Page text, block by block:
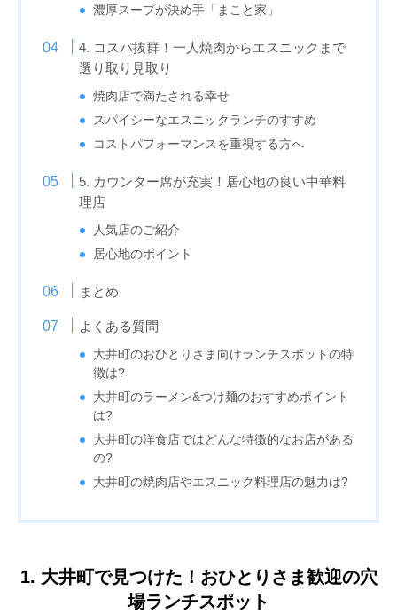
濃厚スープが決め手「まこと家」
4. コスパ抜群！一人焼肉からエスニックまで
選り取り見取り
焼肉店で満たされる幸せ
スパイシーなエスニックランチのすすめ
コストパフォーマンスを重視する方へ
5. カウンター席が充実！居心地の良い中華料
理店
人気店のご紹介
居心地のポイント
まとめ
よくある質問
大井町のおひとりさま向けランチスポットの特
徴は?
大井町のラーメン&つけ麺のおすすめポイント
は?
大井町の洋食店ではどんな特徴的なお店がある
の?
大井町の焼肉店やエスニック料理店の魅力は?
1. 大井町で見つけた！おひとりさま歓迎の穴
場ランチスポット